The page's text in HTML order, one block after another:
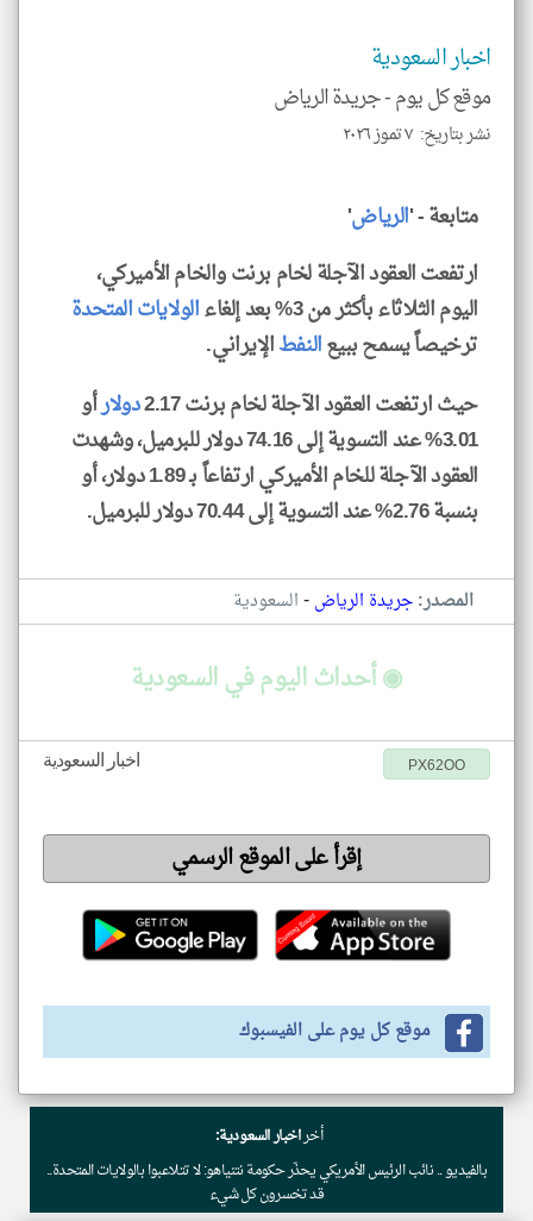
اخبار السعودية
موقع كل يوم -جريدة الرياض
نشر بتاريخ: ٧ تموز ٢٠٢٦
متابعة - 'الرياض'
ارتفعت العقود الآجلة لخام برنت والخام الأميركي،
اليوم الثلاثاء بأكثر من 3% بعد إلغاء
الولايات المتحدة
ترخيصاً يسمح ببيعالنفطالإيراني.
حيث ارتفعت العقود الآجلة لخام برنت 2.17
دولارأو
3.01% عند التسوية إلى 74.16 دولار للبرميل، وشهدت
العقود الآجلة للخام الأميركي ارتفاعاً بـ 1.89 دولار، أو
بنسبة 2.76% عند التسوية إلى 70.44 دولار للبرميل.
المصدر:جريدة الرياض-السعودية
◉ أحداث اليوم في السعودية
اخبار السعودية PX62OO
إقرأ على الموقع الرسمي
موقع كل يوم على الفيسبوك
أخراخبار السعودية:
بالفيديو .. نائب الرئيس الأمريكي يحذّر حكومة نتنياهو: لا تتلاعبوا بالولايات المتحدة..
قد تخسرون كل شيء
klyoum.com